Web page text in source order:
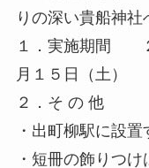
りの深い貴船神社
１．実施期間 ２
月１５日（土）
２．そ の 他
・出町柳駅に設置
・短冊の飾りつ